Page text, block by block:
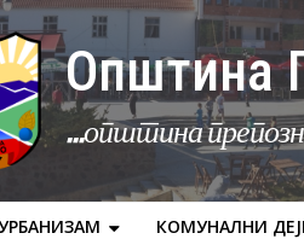
Општина
...општина
КОМУНАЛНИ